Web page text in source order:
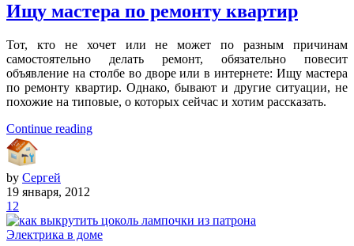
Ищу мастера по ремонту квартир
Тот, кто не хочет или не может по разным причинам
самостоятельно делать ремонт, обязательно повесит
объявление на столбе во дворе или в интернете: Ищу мастера
по ремонту квартир. Однако, бывают и другие ситуации, не
похожие на типовые, о которых сейчас и хотим рассказать.
Continue reading
by Сергей
19 января, 2012
12
Электрика в доме